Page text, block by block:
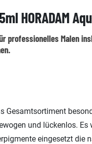
HORADAM
professionelles Malen
Gesamtsortiment
und lückenlos. Es
eingesetzt die